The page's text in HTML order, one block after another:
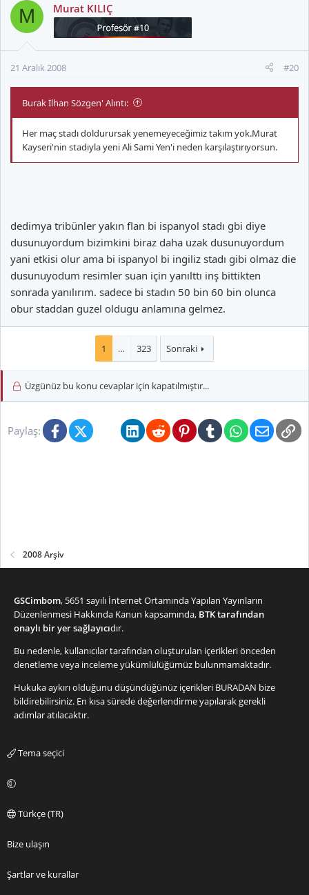
M Murat KILIÇ
21 Aralık 2008 #20
Burak İlhan Sözgen' Alıntı:
Her maç stadı doldurursak yenemeyeceğimiz takım yok.Murat
Kayseri'nin stadıyla yeni Ali Sami Yen'i neden karşılaştırıyorsun.
dedimya tribünler yakın flan bi ispanyol stadı gbi diye
dusunuyordum bizimkini biraz daha uzak dusunuyordum
yani etkisi olur ama bi ispanyol bi ingiliz stadı gibi olmaz die
dusunuyodum resimler suan için yanılttı inş bittikten
sonrada yanılırım. sadece bi stadın 50 bin 60 bin olunca
obur staddan guzel oldugu anlamına gelmez.
1 … 323 Sonraki
Üzgünüz bu konu cevaplar için kapatılmıştır...
Paylaş: FacebookX (Twitter)BlueskyLinkedInRedditPinterestTumblrWhatsApp
E-posta
2008 Arşiv
GSCimbom, 5651 sayılı İnternet Ortamında Yapılan Yayınların
Düzenlenmesi Hakkında Kanun kapsamında, BTK tarafından
onaylı bir yer sağlayıcıdır.
Bu nedenle, kullanıcılar tarafından oluşturulan içerikleri önceden
denetleme veya inceleme yükümlülüğümüz bulunmamaktadır.
Hukuka aykırı olduğunu düşündüğünüz içerikleri BURADAN bize
bildirebilirsiniz. En kısa sürede değerlendirme yapılarak gerekli
adımlar atılacaktır.
Tema seçici
Türkçe (TR)
Bize ulaşın
Şartlar ve kurallar